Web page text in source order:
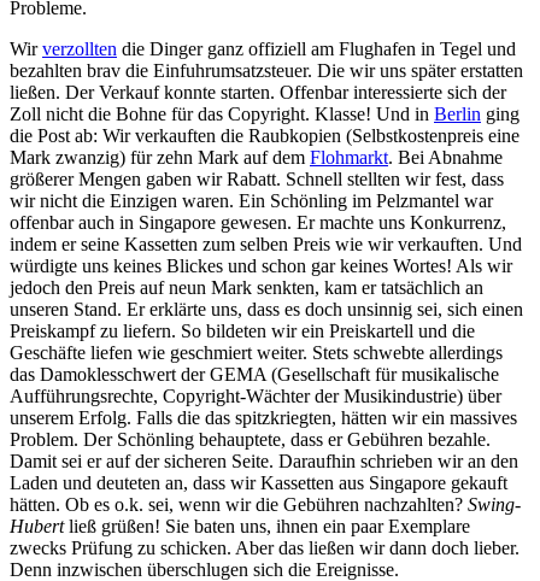
Probleme.
Wirverzollten die Dinger ganz offiziell am Flughafen in Tegel und
bezahlten brav die Einfuhrumsatzsteuer. Die wir uns später erstatten
ließen. Der Verkauf konnte starten. Offenbar interessierte sich der
Zoll nicht die Bohne für das Copyright. Klasse! Und in Berlin ging
die Post ab: Wir verkauften die Raubkopien (Selbstkostenpreis eine
Mark zwanzig) für zehn Mark auf dem Flohmarkt. Bei Abnahme
größerer Mengen gaben wir Rabatt. Schnell stellten wir fest, dass
wir nicht die Einzigen waren. Ein Schönling im Pelzmantel war
offenbar auch in Singapore gewesen. Er machte uns Konkurrenz,
indem er seine Kassetten zum selben Preis wie wir verkauften. Und
würdigte uns keines Blickes und schon gar keines Wortes! Als wir
jedoch den Preis auf neun Mark senkten, kam er tatsächlich an
unseren Stand. Er erklärte uns, dass es doch unsinnig sei, sich einen
Preiskampf zu liefern. So bildeten wir ein Preiskartell und die
Geschäfte liefen wie geschmiert weiter. Stets schwebte allerdings
das Damoklesschwert der GEMA (Gesellschaft für musikalische
Aufführungsrechte, Copyright-Wächter der Musikindustrie) über
unserem Erfolg. Falls die das spitzkriegten, hätten wir ein massives
Problem. Der Schönling behauptete, dass er Gebühren bezahle.
Damit sei er auf der sicheren Seite. Daraufhin schrieben wir an den
Laden und deuteten an, dass wir Kassetten aus Singapore gekauft
hätten. Ob es o.k. sei, wenn wir die Gebühren nachzahlten? Swing-
Hubertließ grüßen! Sie baten uns, ihnen ein paar Exemplare
zwecks Prüfung zu schicken. Aber das ließen wir dann doch lieber.
Denn inzwischen überschlugen sich die Ereignisse.